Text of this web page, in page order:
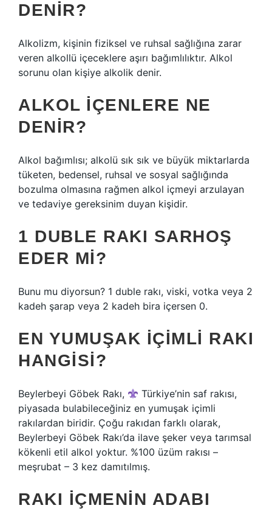
DENIR?
Alkolizm, kişinin fiziksel ve ruhsal sağlığına zarar
veren alkollü içeceklere aşırı bağımlılıktır. Alkol
sorunu olan kişiye alkolik denir.
ALKOL IÇENLERE NE
DENIR?
Alkol bağımlısı; alkolü sık sık ve büyük miktarlarda
tüketen, bedensel, ruhsal ve sosyal sağlığında
bozulma olmasına rağmen alkol içmeyi arzulayan
ve tedaviye gereksinim duyan kişidir.
1 DUBLE RAKI SARHOŞ
EDER MI?
Bunu mu diyorsun? 1 duble rakı, viski, votka veya 2
kadeh şarap veya 2 kadeh bira içersen 0.
EN YUMUŞAK IÇIMLI RAKI
HANGISI?
Beylerbeyi Göbek Rakı,
Türkiye’nin saf rakısı,
piyasada bulabileceğiniz en yumuşak içimli
rakılardan biridir. Çoğu rakıdan farklı olarak,
Beylerbeyi Göbek Rakı’da ilave şeker veya tarımsal
kökenli etil alkol yoktur. %100 üzüm rakısı –
meşrubat – 3 kez damıtılmış.
RAKI IÇMENIN ADABI